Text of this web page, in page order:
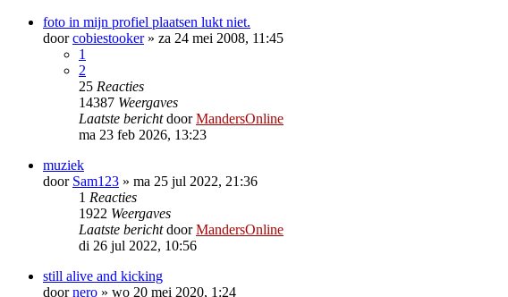
foto in mijn profiel plaatsen lukt niet.
doorcobiestooker» za 24 mei 2008, 11:45
1
2
25 Reacties
14387 Weergaves
Laatste berichtdoorMandersOnline
ma 23 feb 2026, 13:23
muziek
door Sam123 » ma 25 jul 2022, 21:36
1 Reacties
1922 Weergaves
Laatste berichtdoorMandersOnline
di 26 jul 2022, 10:56
still alive and kicking
doornero » wo 20 mei 2020, 1:24